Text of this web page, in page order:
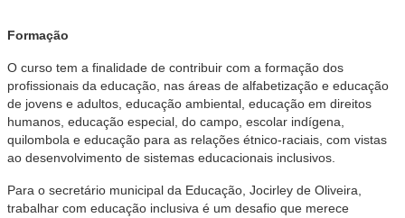
Formação
O curso tem a finalidade de contribuir com a formação dos
profissionais da educação, nas áreas de alfabetização e educação
de jovens e adultos, educação ambiental, educação em direitos
humanos, educação especial, do campo, escolar indígena,
quilombola e educação para as relações étnico-raciais, com vistas
ao desenvolvimento de sistemas educacionais inclusivos.
Para o secretário municipal da Educação, Jocirley de Oliveira,
trabalhar com educação inclusiva é um desafio que merece